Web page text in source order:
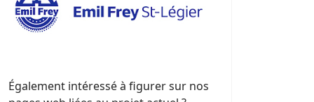
Également intéressé à figurer sur nos